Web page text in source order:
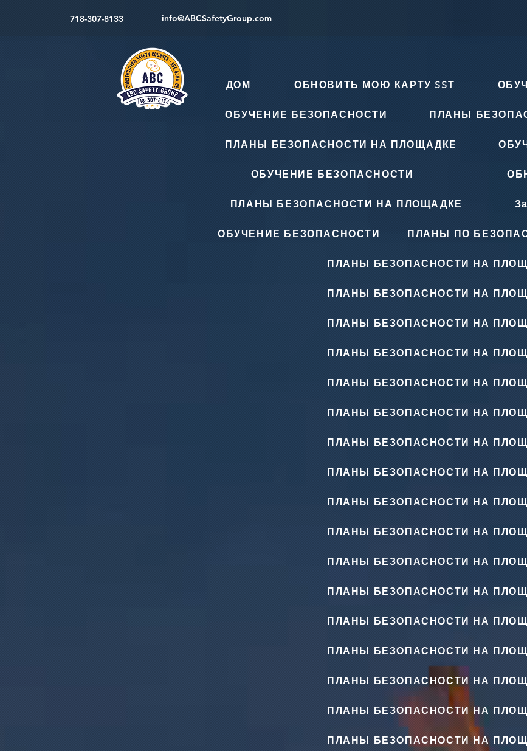
718-307-8133 info@ABCSafetyGroup.com
ДОМ ОБНОВИТЬ МОЮ КАРТУ SST
ОБУЧЕНИЕ БЕЗОПАСНОСТИ ПЛАНЫ
ПЛАНЫ БЕЗОПАСНОСТИ НА ПЛОЩАДКЕ
ОБУЧЕНИЕ БЕЗОПАСНОСТИ
ПЛАНЫ БЕЗОПАСНОСТИ НА ПЛОЩАДКЕ
ОБУЧЕНИЕ БЕЗОПАСНОСТИ ПЛАНЫ ПО
ПЛАНЫ БЕЗОПАСНОСТИ НА
ПЛАНЫ БЕЗОПАСНОСТИ НА
ПЛАНЫ БЕЗОПАСНОСТИ НА
ПЛАНЫ БЕЗОПАСНОСТИ НА
ПЛАНЫ БЕЗОПАСНОСТИ НА
ПЛАНЫ БЕЗОПАСНОСТИ НА
ПЛАНЫ БЕЗОПАСНОСТИ НА
ПЛАНЫ БЕЗОПАСНОСТИ НА
ПЛАНЫ БЕЗОПАСНОСТИ НА
ПЛАНЫ БЕЗОПАСНОСТИ НА
ПЛАНЫ БЕЗОПАСНОСТИ НА
ПЛАНЫ БЕЗОПАСНОСТИ НА
ПЛАНЫ БЕЗОПАСНОСТИ НА
ПЛАНЫ БЕЗОПАСНОСТИ НА
ПЛАНЫ БЕЗОПАСНОСТИ НА
ПЛАНЫ БЕЗОПАСНОСТИ НА
ПЛАНЫ БЕЗОПАСНОСТИ НА